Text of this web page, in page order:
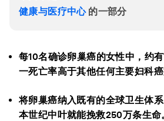
健康与医疗中心的一部分
每10名确诊卵巢癌的女性中，约
一死亡率高于其他任何主要妇科癌
将卵巢癌纳入既有的全球卫生体
本世纪中叶就能挽救250万条生命